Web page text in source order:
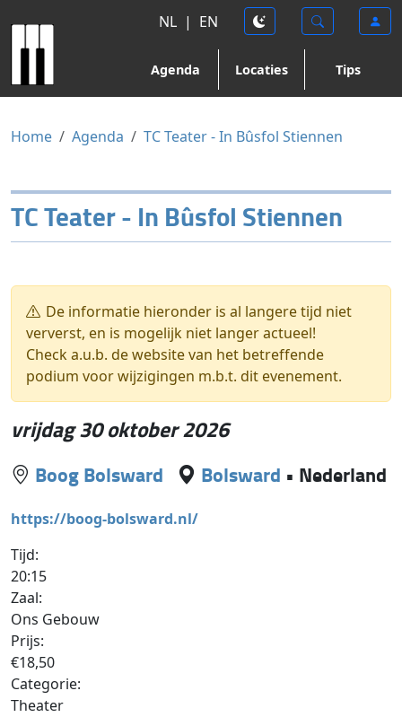
NL | EN
Agenda Locaties Tips
Home Agenda TC Teater - In Bûsfol Stiennen
TC Teater - In Bûsfol Stiennen
De informatie hieronder is al langere tijd niet
ververst, en is mogelijk niet langer actueel!
Check a.u.b. de website van het betreffende
podium voor wijzigingen m.b.t. dit evenement.
vrijdag 30 oktober 2026
Boog Bolsward Bolsward • Nederland
https://boog-bolsward.nl/
Tijd:
20:15
Zaal:
Ons Gebouw
Prijs:
€18,50
Categorie:
Theater